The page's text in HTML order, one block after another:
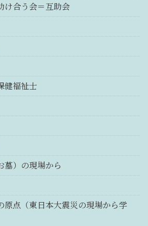
け合う会＝互助会
健福祉士
墓）の現場から
原点（東日本大震災の現場から学